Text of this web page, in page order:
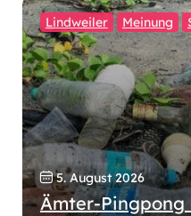
Lindweiler Meinung
5. August 2026
Ämter-